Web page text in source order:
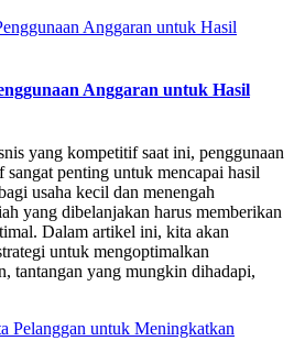
Anggaran untuk Hasil
yang kompetitif saat ini, penggunaan
sangat penting untuk mencapai hasil
usaha kecil dan menengah
yang dibelanjakan harus memberikan
Dalam artikel ini, kita akan
untuk mengoptimalkan
tantangan yang mungkin dihadapi,